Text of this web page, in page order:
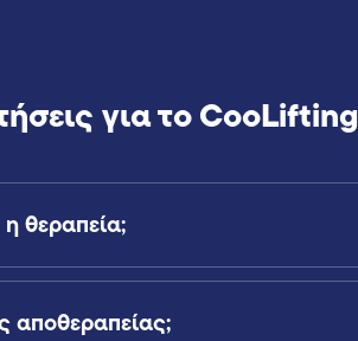
για το CooLifting
θεραπεία;
αποθεραπείας;